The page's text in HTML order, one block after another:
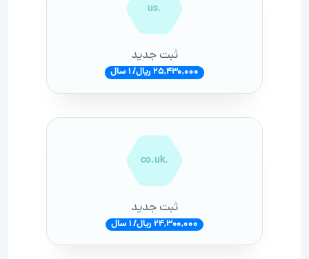
.us
ثبت جدید
25,430,000 ریال/ 1 سال
.co.uk
ثبت جدید
24,300,000 ریال/ 1 سال